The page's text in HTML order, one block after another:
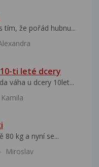
tím, že pořád hubnu...
ti leté dcery
váha u dcery 10let...
Kamila
80 kg a nyní se...
Miroslav